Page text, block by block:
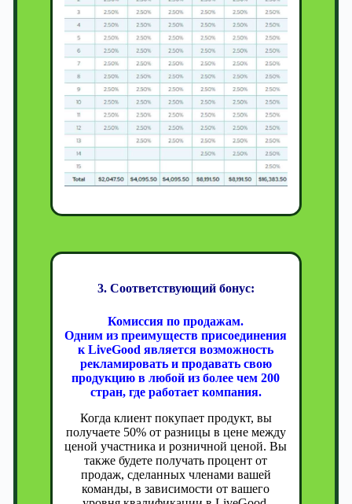
3. Соответствующий бонус:
Комиссия по продажам.
Одним из преимуществ присоединения
к LiveGood является возможность
рекламировать и продавать свою
продукцию в любой из более чем 200
стран, где работает компания.
Когда клиент покупает продукт, вы
получаете 50% от разницы в цене между
ценой участника и розничной ценой. Вы
также будете получать процент от
продаж, сделанных членами вашей
команды, в зависимости от вашего